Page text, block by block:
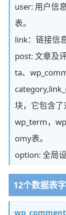
user: 用户信
表。
link：链接信
post: 文章及
ta、
块，它包含
wp_term，
omy表。
option: 全局
12个数据表